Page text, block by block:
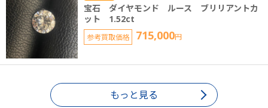
宝石 ダイヤモンド ルース ブリリアントカ
ット 1.52ct
参考買取価格 715,000円
もっと見る